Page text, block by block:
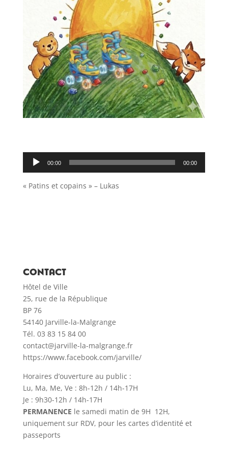
Lecteur
audio
00:00 00:00
« Patins et copains » – Lukas
CONTACT
Hôtel de Ville
25, rue de la République
BP 76
54140 Jarville-la-Malgrange
Tél. 03 83 15 84 00
contact@jarville-la-malgrange.fr
https://www.facebook.com/jarville/
Horaires d’ouverture au public :
Lu, Ma, Me, Ve : 8h-12h / 14h-17H
Je : 9h30-12h / 14h-17H
PERMANENCE le samedi matin de 9H 12H,
uniquement sur RDV, pour les cartes d’identité et
passeports